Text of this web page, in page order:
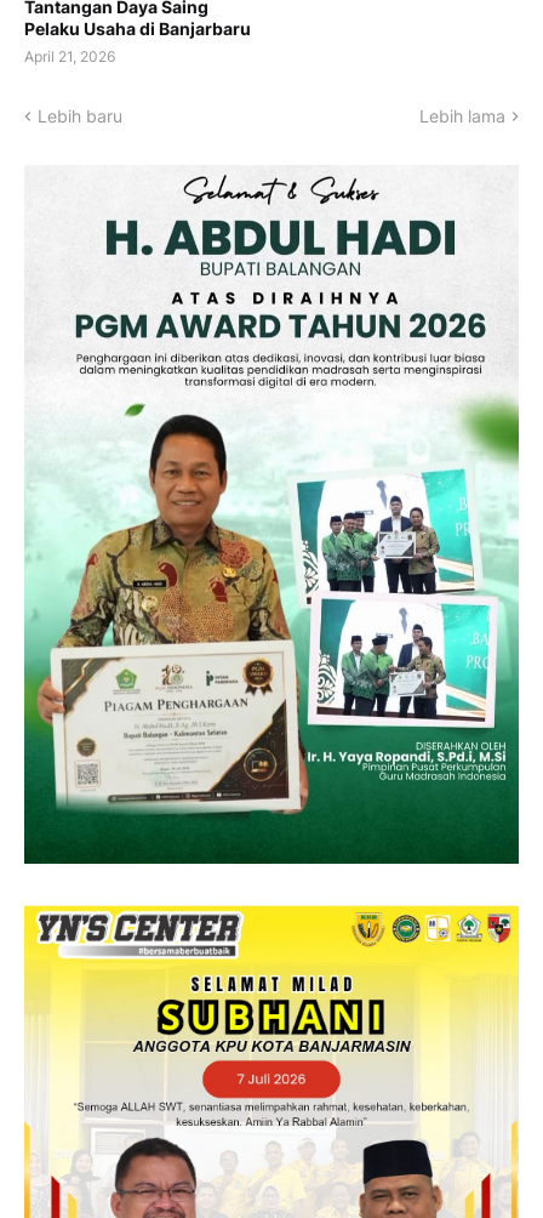
Tantangan Daya Saing
Pelaku Usaha di Banjarbaru
April 21, 2026
Lebih baru Lebih lama